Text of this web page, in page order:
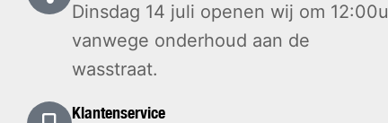
Dinsdag 14 juli openen wij om 12:00u
vanwege onderhoud aan de
wasstraat.
Klantenservice